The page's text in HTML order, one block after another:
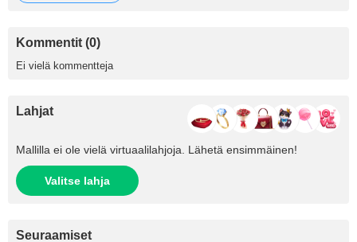
Kommentit (0)
Ei vielä kommentteja
Lahjat
Mallilla ei ole vielä virtuaalilahjoja. Lähetä ensimmäinen!
Valitse lahja
Seuraamiset